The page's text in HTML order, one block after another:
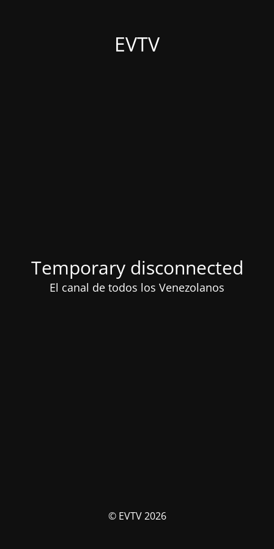
EVTV
Temporary disconnected
El canal de todos los Venezolanos
© EVTV 2026